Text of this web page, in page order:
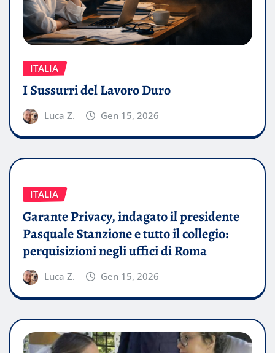
ITALIA
I Sussurri del Lavoro Duro
Luca Z. Gen 15, 2026
ITALIA
Garante Privacy, indagato il presidente
Pasquale Stanzione e tutto il collegio:
perquisizioni negli uffici di Roma
Luca Z. Gen 15, 2026